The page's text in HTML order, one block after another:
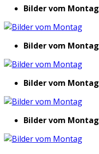
Bilder vom Montag
Bilder vom Montag
Bilder vom Montag
Bilder vom Montag